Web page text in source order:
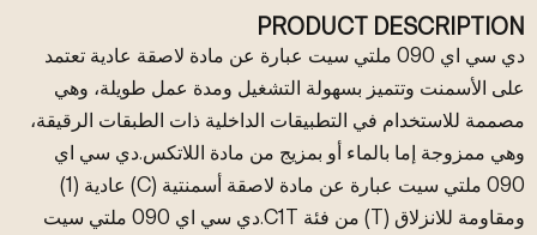
PRODUCT DESCRIPTION
دي سي اي 090 ملتي سيت عبارة عن مادة لاصقة عادية تعتمد
على الأسمنت وتتميز بسهولة التشغيل ومدة عمل طويلة، وهي
مصممة للاستخدام في التطبيقات الداخلية ذات الطبقات الرقيقة،
وهي ممزوجة إما بالماء أو بمزيج من مادة اللاتكس.دي سي اي
090 ملتي سيت عبارة عن مادة لاصقة أسمنتية (C) عادية (1)
ومقاومة للانزلاق (T) من فئة C1T.دي سي اي 090 ملتي سيت